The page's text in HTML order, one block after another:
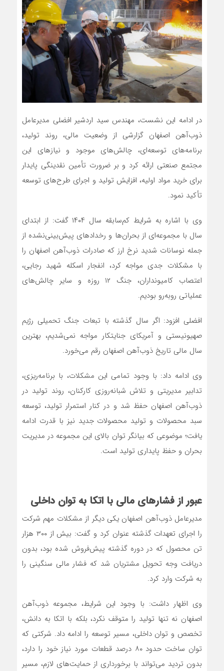
در ادامه این نشست، مهندس سید اردشیر افضلی مدیرعامل
ذوب‌آهن اصفهان گزارشی از وضعیت مالی، روند تولید،
برنامه‌های توسعه‌ای، چالش‌های موجود و نیازهای این
مجتمع صنعتی ارائه کرد و بر ضرورت تأمین نقدینگی پایدار
برای خرید مواد اولیه، افزایش تولید و اجرای طرح‌های توسعه
تأکید نمود.
وی با اشاره به شرایط کم‌سابقه سال ۱۴۰۴ گفت: از ابتدای
سال با مجموعه‌ای از بحران‌ها و رخدادهای پیش‌بینی‌نشده از
جمله نوسانات شدید نرخ ارز که صادرات ذوب‌آهن اصفهان را
با مشکلات جدی مواجه کرد، انفجار اسکله شهید رجایی،
اعتصاب کامیونداران، جنگ ۱۲ روزه و سایر چالش‌های
عملیاتی روبه‌رو بودیم.
افضلی افزود: اگر سال گذشته با تبعات جنگ تحمیلی رژیم
صهیونیستی و آمریکای جنایتکار مواجه نمی‌شدیم، بهترین
سال مالی تاریخ ذوب‌آهن اصفهان رقم می‌خورد.
وی ادامه داد: با وجود تمامی این مشکلات، با برنامه‌ریزی،
تدابیر مدیریتی و تلاش شبانه‌روزی کارکنان، روند تولید در
ذوب‌آهن اصفهان حفظ شد و در کنار استمرار تولید، توسعه
سبد محصولات و تولید محصولات جدید نیز با قدرت ادامه
یافت؛ موضوعی که بیانگر توان بالای این مجموعه در مدیریت
بحران و حفظ پایداری تولید است.
عبور از فشارهای مالی با اتکا به توان داخلی
مدیرعامل ذوب‌آهن اصفهان یکی دیگر از مشکلات مهم شرکت
را اجرای تعهدات گذشته عنوان کرد و گفت: بیش از ۳۰۰ هزار
تن محصول که در دوره گذشته پیش‌فروش شده بود، بدون
دریافت وجه تحویل مشتریان شد که فشار مالی سنگینی را
به شرکت وارد کرد.
وی اظهار داشت: با وجود این شرایط، مجموعه ذوب‌آهن
اصفهان نه تنها تولید را متوقف نکرد، بلکه با اتکا به دانش،
تخصص و توان داخلی، مسیر توسعه را ادامه داد. شرکتی که
توان ساخت حدود ۸۰ درصد قطعات مورد نیاز خود را دارد،
بدون تردید می‌تواند با برخورداری از حمایت‌های لازم، مسیر